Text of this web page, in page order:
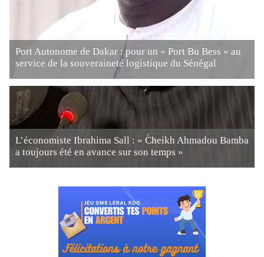
Port Autonome de Dakar : pour un « Port Bu Bess » au
service de la souveraineté logistique du Sénégal
L’économiste Ibrahima Sall : « Cheikh Ahmadou Bamba
a toujours été en avance sur son temps »